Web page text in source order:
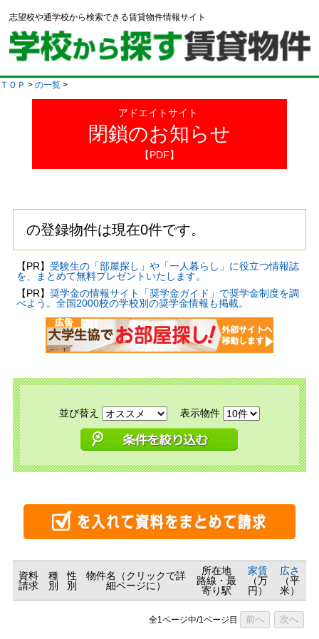
志望校や通学校から検索できる賃貸物件情報サイト
ＴＯＰ > の一覧 >
アドエイトサイト
閉鎖のお知らせ
【PDF】
の登録物件は現在0件です。
【PR】 受験生の「部屋探し」や「一人暮らし」に役立つ情報誌
を、まとめて無料プレゼントいたします。
【PR】 奨学金の情報サイト「奨学金ガイド」で奨学金制度を調
べよう。全国2000校の学校別の奨学金情報も掲載。
並び替え 表示物件
資料
請求
種
別
性
別
物件名（クリックで詳
細ページに）
所在地
路線・最
寄り駅
家賃
（万
円）
広さ
（平
米）
全1ページ中/1ページ目 前へ 次へ